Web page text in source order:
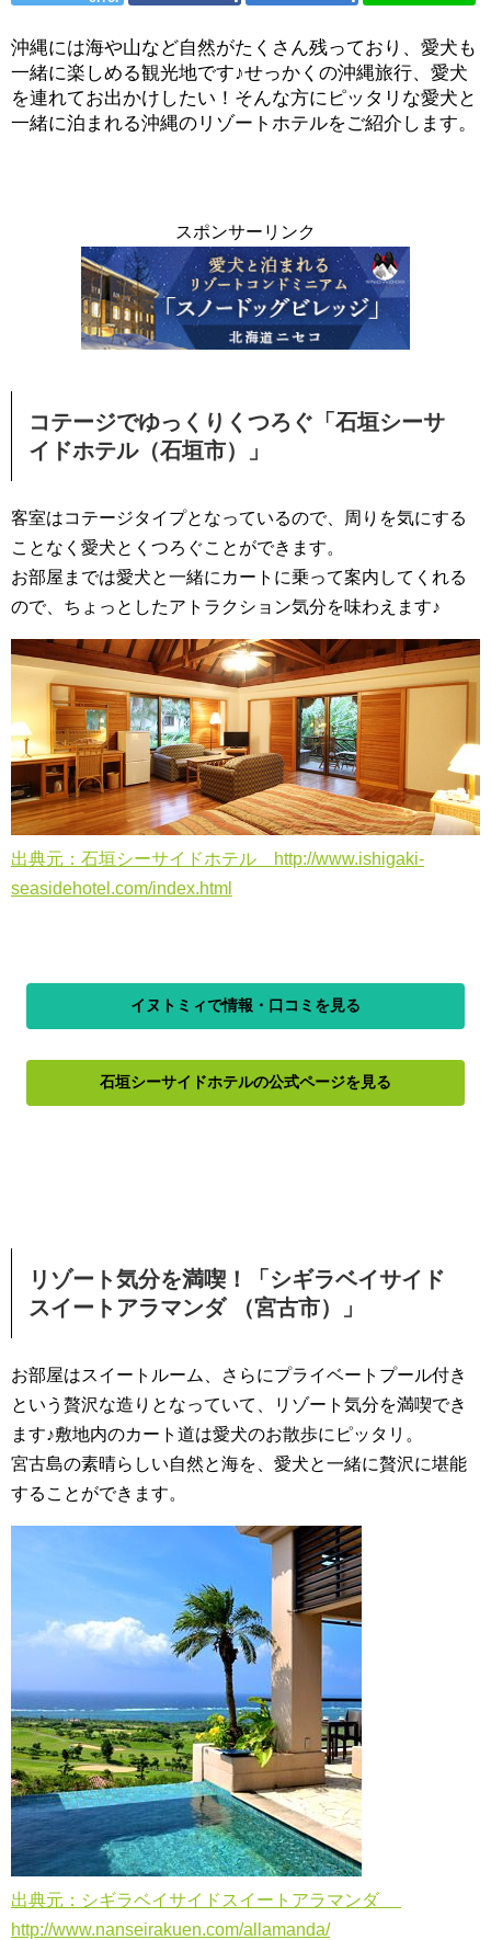
沖縄には海や山など自然がたくさん残っており、愛犬も
一緒に楽しめる観光地です♪せっかくの沖縄旅行、愛犬
を連れてお出かけしたい！そんな方にピッタリな愛犬と
一緒に泊まれる沖縄のリゾートホテルをご紹介します。
スポンサーリンク
コテージでゆっくりくつろぐ「石垣シーサ
イドホテル（石垣市）」
客室はコテージタイプとなっているので、周りを気にする
ことなく愛犬とくつろぐことができます。
お部屋までは愛犬と一緒にカートに乗って案内してくれる
ので、ちょっとしたアトラクション気分を味わえます♪
出典元：石垣シーサイドホテル http://www.ishigaki-
seasidehotel.com/index.html
イヌトミィで情報・口コミを見る
石垣シーサイドホテルの公式ページを見る
リゾート気分を満喫！「シギラベイサイド
スイートアラマンダ （宮古市）」
お部屋はスイートルーム、さらにプライベートプール付き
という贅沢な造りとなっていて、リゾート気分を満喫でき
ます♪敷地内のカート道は愛犬のお散歩にピッタリ。
宮古島の素晴らしい自然と海を、愛犬と一緒に贅沢に堪能
することができます。
出典元：シギラベイサイドスイートアラマンダ
http://www.nanseirakuen.com/allamanda/